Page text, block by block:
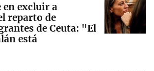
en excluir a
reparto de
de Ceuta: "El
está